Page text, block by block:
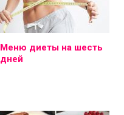
Меню диеты на шесть
дней